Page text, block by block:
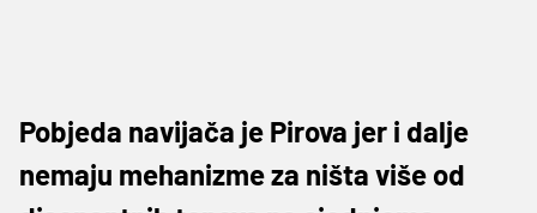
Pobjeda navijača je Pirova jer i dalje
nemaju mehanizme za ništa više od